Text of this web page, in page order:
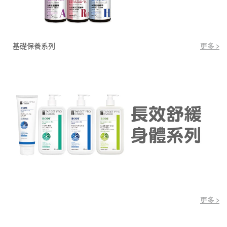
基礎保養系列 更多 >
更多 >